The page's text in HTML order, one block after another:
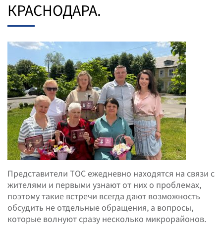
КРАСНОДАРА.
Представители ТОС ежедневно находятся на связи с
жителями и первыми узнают от них о проблемах,
поэтому такие встречи всегда дают возможность
обсудить не отдельные обращения, а вопросы,
которые волнуют сразу несколько микрорайонов.